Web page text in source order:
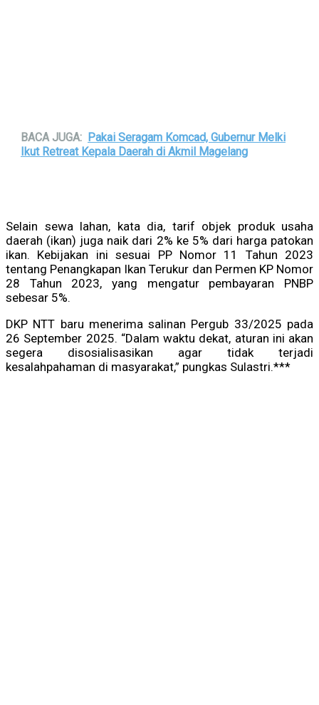
BACA JUGA: Pakai Seragam Komcad, Gubernur Melki
Ikut Retreat Kepala Daerah di Akmil Magelang
Selain sewa lahan, kata dia, tarif objek produk usaha
daerah (ikan) juga naik dari 2% ke 5% dari harga patokan
ikan. Kebijakan ini sesuai PP Nomor 11 Tahun 2023
tentang Penangkapan Ikan Terukur dan Permen KP Nomor
28 Tahun 2023, yang mengatur pembayaran PNBP
sebesar 5%.
DKP NTT baru menerima salinan Pergub 33/2025 pada
26 September 2025. “Dalam waktu dekat, aturan ini akan
segera disosialisasikan agar tidak terjadi
kesalahpahaman di masyarakat,” pungkas Sulastri.***